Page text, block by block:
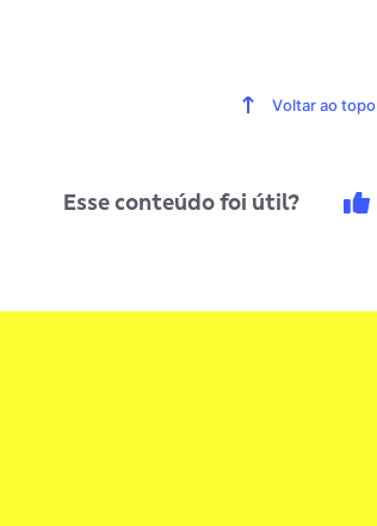
Voltar ao topo
Esse conteúdo foi útil?